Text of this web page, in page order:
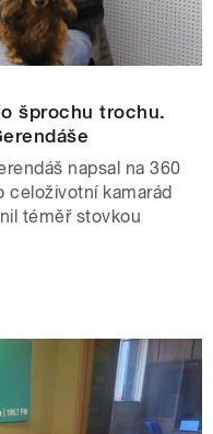
šprochu trochu.
napsal na 360
celoživotní kamarád
téměř stovkou